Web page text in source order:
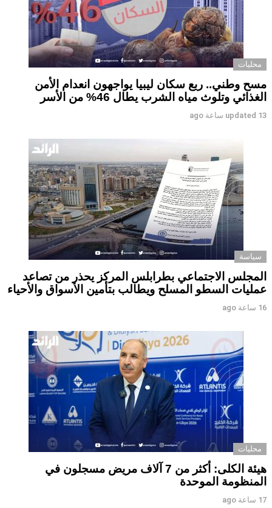
محليات
مسح وطني.. ربع سكان ليبيا يواجهون انعدام الأمن
الغذائي وتلوث مياه الشرب يطال 46% من الأسر
updated 13 ساعة ago
سياسة
المجلس الاجتماعي بطرابلس المركز يحذر من تصاعد
عمليات السطو المسلح ويطالب بتأمين الأسواق والأحياء
16 ساعة ago
محليات
هيئة الكلى: أكثر من 7 آلاف مريض مسجلون في
المنظومة الموحدة
17 ساعة ago